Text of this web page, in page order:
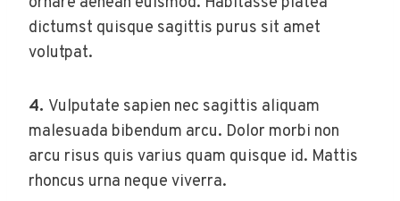
dictumst quisque sagittis purus sit amet
volutpat.
4. Vulputate sapien nec sagittis aliquam
malesuada bibendum arcu. Dolor morbi non
arcu risus quis varius quam quisque id. Mattis
rhoncus urna neque viverra.